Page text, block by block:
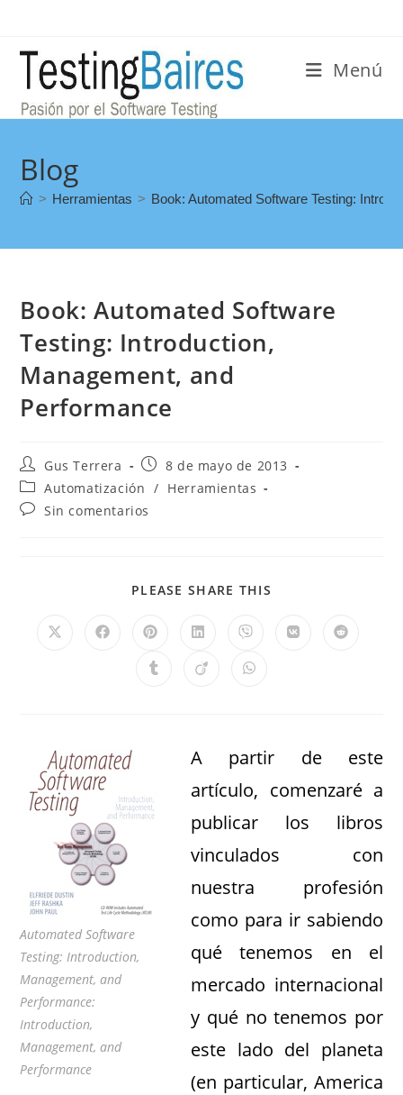
Menú
Blog
> Herramientas > Book: Automated Software Testing:
Book: Automated Software
Testing: Introduction,
Management, and
Performance
Gus Terrera
8 de mayo de 2013
Automatización / Herramientas
Sin comentarios
PLEASE SHARE THIS
Automated Software
Testing: Introduction,
Management, and
Performance:
Introduction,
Management, and
Performance
A partir de este
artículo, comenzaré a
publicar los libros
vinculados con
nuestra profesión
como para ir sabiendo
qué tenemos en el
mercado internacional
y qué no tenemos por
este lado del planeta
(en particular, America